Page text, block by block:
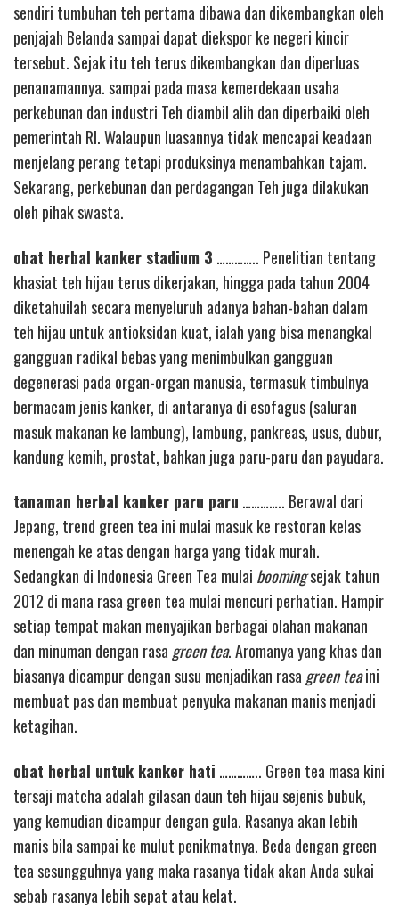
sendiri tumbuhan teh pertama dibawa dan dikembangkan oleh
penjajah Belanda sampai dapat diekspor ke negeri kincir
tersebut. Sejak itu teh terus dikembangkan dan diperluas
penanamannya. sampai pada masa kemerdekaan usaha
perkebunan dan industri Teh diambil alih dan diperbaiki oleh
pemerintah RI. Walaupun luasannya tidak mencapai keadaan
menjelang perang tetapi produksinya menambahkan tajam.
Sekarang, perkebunan dan perdagangan Teh juga dilakukan
oleh pihak swasta.
obat herbal kanker stadium 3 ………….. Penelitian tentang
khasiat teh hijau terus dikerjakan, hingga pada tahun 2004
diketahuilah secara menyeluruh adanya bahan-bahan dalam
teh hijau untuk antioksidan kuat, ialah yang bisa menangkal
gangguan radikal bebas yang menimbulkan gangguan
degenerasi pada organ-organ manusia, termasuk timbulnya
bermacam jenis kanker, di antaranya di esofagus (saluran
masuk makanan ke lambung), lambung, pankreas, usus, dubur,
kandung kemih, prostat, bahkan juga paru-paru dan payudara.
tanaman herbal kanker paru paru ………….. Berawal dari
Jepang, trend green tea ini mulai masuk ke restoran kelas
menengah ke atas dengan harga yang tidak murah.
Sedangkan di Indonesia Green Tea mulai boomingsejak tahun
2012 di mana rasa green tea mulai mencuri perhatian. Hampir
setiap tempat makan menyajikan berbagai olahan makanan
dan minuman dengan rasa green tea. Aromanya yang khas dan
biasanya dicampur dengan susu menjadikan rasa green teaini
membuat pas dan membuat penyuka makanan manis menjadi
ketagihan.
obat herbal untuk kanker hati ………….. Green tea masa kini
tersaji matcha adalah gilasan daun teh hijau sejenis bubuk,
yang kemudian dicampur dengan gula. Rasanya akan lebih
manis bila sampai ke mulut penikmatnya. Beda dengan green
tea sesungguhnya yang maka rasanya tidak akan Anda sukai
sebab rasanya lebih sepat atau kelat.